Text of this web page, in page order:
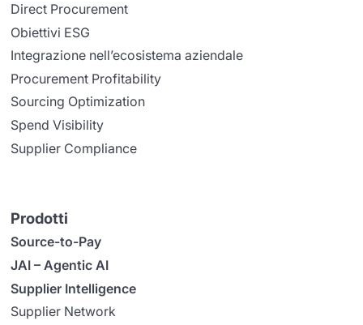
Direct Procurement
Obiettivi ESG
Integrazione nell’ecosistema aziendale
Procurement Profitability
Sourcing Optimization
Spend Visibility
Supplier Compliance
Prodotti
Source-to-Pay
JAI – Agentic AI
Supplier Intelligence
Supplier Network